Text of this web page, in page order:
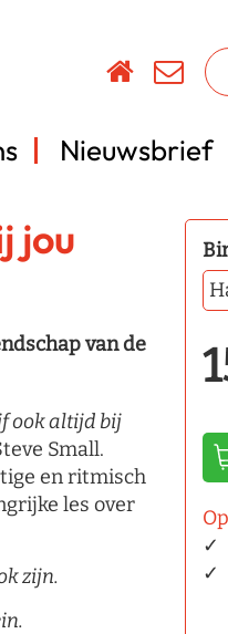
Nieuwsbrief
jou
van de
ook altijd bij
Small.
en ritmisch
les over
zijn.